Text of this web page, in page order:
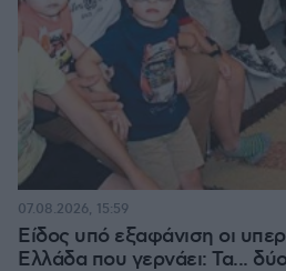
Είδος υπό εξαφάνιση οι
Ελλάδα που γερνάει: Τα...
07.08.2026, 15:59